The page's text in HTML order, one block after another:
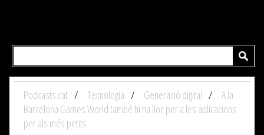
Podcasts.cat Tecnologia Generació digital
A la
Barcelona Games World també hi ha lloc per a les aplicacions
per als més petits